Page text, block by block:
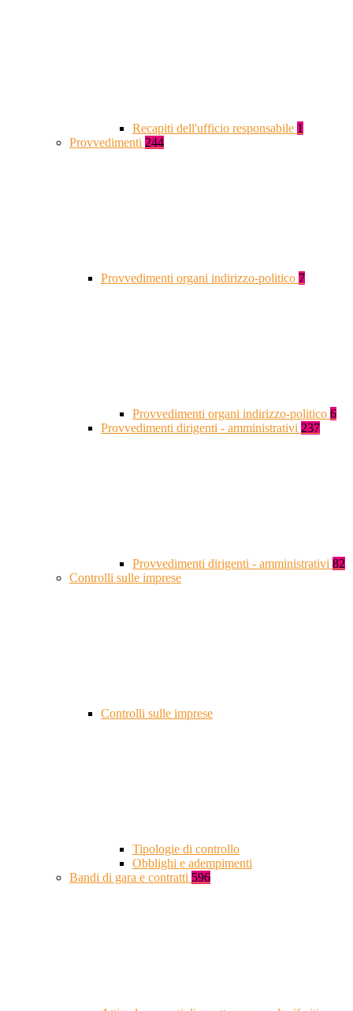
Recapiti dell'ufficio responsabile 1
Provvedimenti 244
Provvedimenti organi indirizzo-politico 7
Provvedimenti organi indirizzo-politico 6
Provvedimenti dirigenti - amministrativi 237
Provvedimenti dirigenti - amministrativi 82
Controlli sulle imprese
Controlli sulle imprese
Tipologie di controllo
Obblighi e adempimenti
Bandi di gara e contratti 596